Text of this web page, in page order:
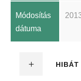
Módosítás
dátuma
HIBÁT